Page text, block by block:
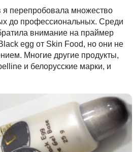
я перепробовала множество
до профессиональных. Среди
внимание на праймер
egg от Skin Food, но они не
Многие другие продукты,
и белорусские марки, и